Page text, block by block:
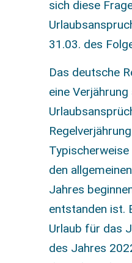
sich diese
31.03. des
Das deutsche
eine Verjährung
den
Jahres
entstanden ist.
Urlaub für das
des Jahres